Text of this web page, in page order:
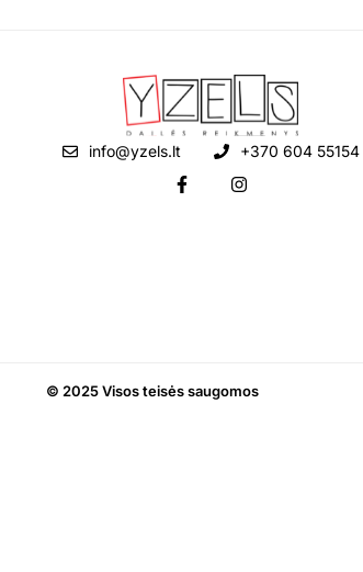
info@yzels.lt +370 604 55154
© 2025 Visos teisės saugomos